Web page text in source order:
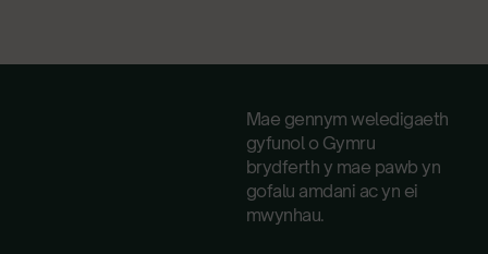
Mae gennym weledigaeth
gyfunol o Gymru
brydferth y mae pawb yn
gofalu amdani ac yn ei
mwynhau.